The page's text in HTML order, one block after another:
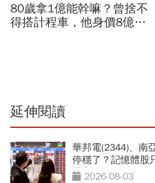
80歲拿1億能幹嘛？曾捨不
得搭計程車，他身價8億後
延伸閱讀
華邦電(2344)、南
停穩了？記憶體股
選它2026-08-03